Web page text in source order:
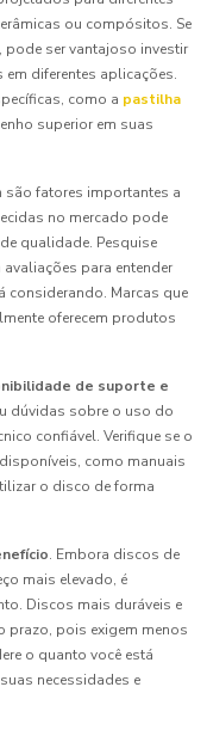
ou compósitos. Se
pode ser vantajoso investir
diferentes aplicações.
como a pastilha
superior em suas
são fatores importantes a
no mercado pode
qualidade. Pesquise
para entender
considerando. Marcas que
oferecem produtos
de suporte e
dúvidas sobre o uso do
confiável. Verifique se o
como manuais
o disco de forma
. Embora discos de
mais elevado, é
Discos mais duráveis e
prazo, pois exigem menos
o quanto você está
necessidades e